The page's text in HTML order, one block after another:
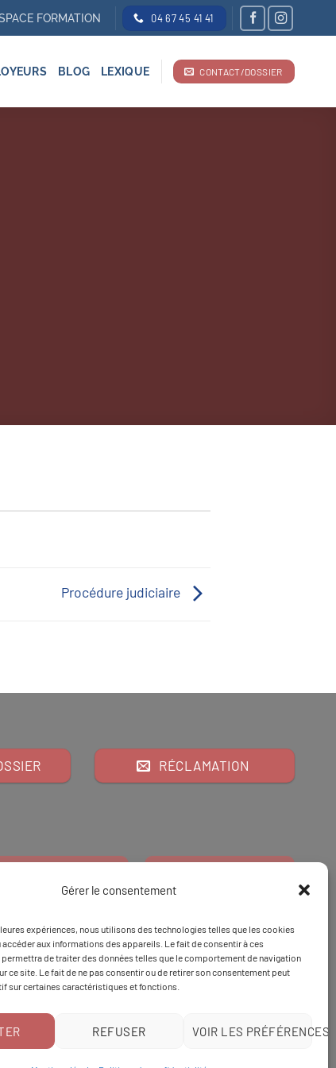
Gérer le consentement
expériences, nous utilisons des technologies telles que les cookies
aux informations des appareils. Le fait de consentir à ces
de traiter des données telles que le comportement de navigation
ce site. Le fait de ne pas consentir ou de retirer son consentement peut
sur certaines caractéristiques et fonctions.
REFUSER VOIR LES PRÉFÉRENCES
FORMATION 04 67 45 41 41
BLOG LEXIQUE CONTACT/DOSSIER
Procédure judiciaire
RÉCLAMATION
Financeur
Tapez 3
EtTapez 98pour
une formation